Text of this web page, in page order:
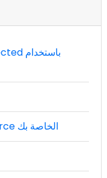
كيفية العثور على منطقة Salesforce الخاصة بك